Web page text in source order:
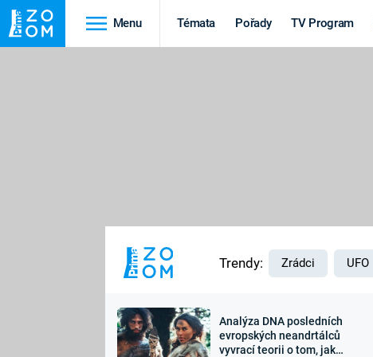
Menu Témata Pořady TV Program
Výročí
Trendy: Zrádci UFO
Analýza DNA posledních
evropských neandrtálců
vyvrací teorii o tom, jak